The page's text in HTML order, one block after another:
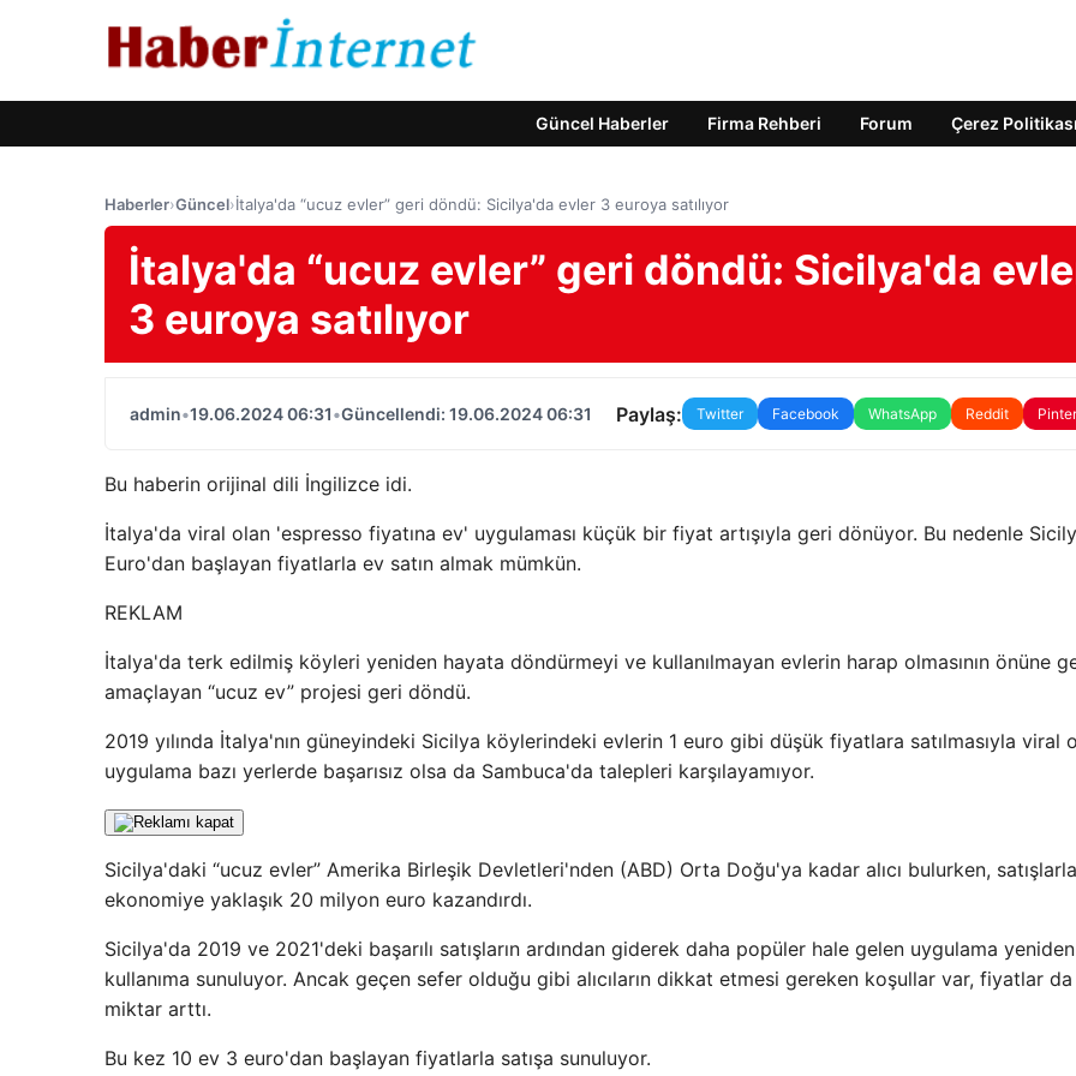
Güncel Haberler Firma Rehberi Forum Çerez Politikası
Haberler›Güncel›İtalya'da “ucuz evler” geri döndü: Sicilya'da evler 3 euroya satılıyor
İtalya'da “ucuz evler” geri döndü: Sicilya'da
3 euroya satılıyor
admin•19.06.2024 06:31•Güncellendi: 19.06.2024 06:31 Paylaş: Twitter Facebook WhatsApp Reddit
Bu haberin orijinal dili İngilizce idi.
İtalya'da viral olan 'espresso fiyatına ev' uygulaması küçük bir fiyat artışıyla geri dönüyor. Bu nedenle
Euro'dan başlayan fiyatlarla ev satın almak mümkün.
REKLAM
İtalya'da terk edilmiş köyleri yeniden hayata döndürmeyi ve kullanılmayan evlerin harap olmasının önüne
amaçlayan “ucuz ev” projesi geri döndü.
2019 yılında İtalya'nın güneyindeki Sicilya köylerindeki evlerin 1 euro gibi düşük fiyatlara satılmasıyla viral
uygulama bazı yerlerde başarısız olsa da Sambuca'da talepleri karşılayamıyor.
Sicilya'daki “ucuz evler” Amerika Birleşik Devletleri'nden (ABD) Orta Doğu'ya kadar alıcı bulurken,
ekonomiye yaklaşık 20 milyon euro kazandırdı.
Sicilya'da 2019 ve 2021'deki başarılı satışların ardından giderek daha popüler hale gelen uygulama yeniden
kullanıma sunuluyor. Ancak geçen sefer olduğu gibi alıcıların dikkat etmesi gereken koşullar var, fiyatlar
miktar arttı.
Bu kez 10 ev 3 euro'dan başlayan fiyatlarla satışa sunuluyor.